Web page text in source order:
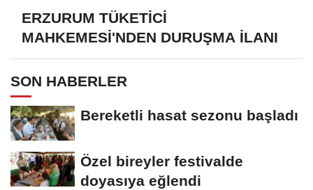
ERZURUM TÜKETİCİ
MAHKEMESİ'NDEN DURUŞMA İLANI
SON HABERLER
Bereketli hasat sezonu başladı
Özel bireyler festivalde
doyasıya eğlendi